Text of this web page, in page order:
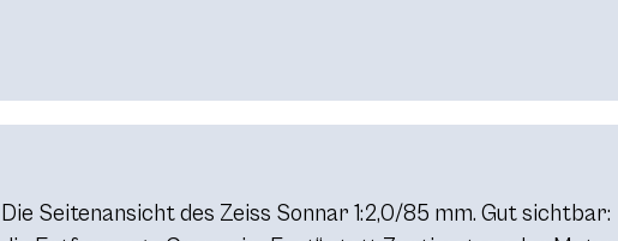
Die Seitenansicht des Zeiss Sonnar 1:2,0/85 mm. Gut sichtbar: